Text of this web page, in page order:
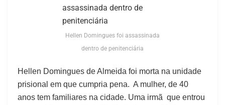
Hellen Domingues foi assassinada
dentro de penitenciária
Hellen Domingues de Almeida foi morta na unidade
prisional em que cumpria pena. A mulher, de 40
anos tem familiares na cidade. Uma irmã que entrou